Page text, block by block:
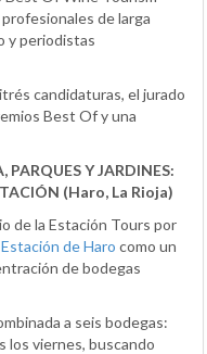
de larga
y periodistas
candidaturas, el jurado
Best Of y una
PARQUES Y JARDINES:
(Haro, La Rioja)
de la Estación Tours por
de Haro como un
de bodegas
a seis bodegas:
los viernes, buscando